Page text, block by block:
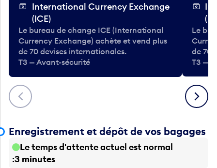
Précédent
International Currency Exchange
(ICE)
Le bureau de change ICE (International
Currency Exchange) achète et vend plus
de 70 devises internationales.
T3 — Avant-sécurité
Le
de 70
T3 —
Suivant
Enregistrement et dépôt de vos bagages
Le temps d'attente actuel est normal
3 minutes